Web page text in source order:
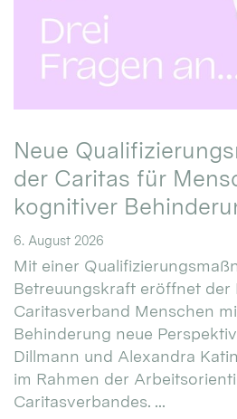
Neue
der Caritas für
kognitiver
6. August 2026
Mit einer
Betreuungskraft eröffnet der
Caritasverband Menschen
Behinderung neue
Dillmann und Alexandra
im Rahmen der
Caritasverbandes. ...